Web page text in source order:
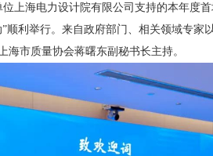
上海电力设计院有限公司支持的本年度
利举行。来自政府部门、相关领域专家
市质量协会蒋曙东副秘书长主持。